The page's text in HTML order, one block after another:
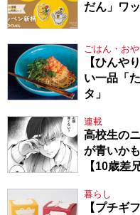
だん」ワ
ごはん・お
【ひんや
い一品「
タ」
連載
高校生の
が青いか
【10歳差
暮らし
【プチギ